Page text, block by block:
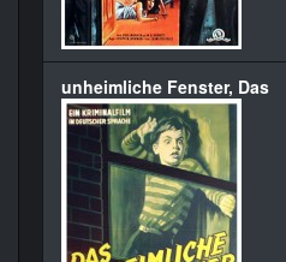
unheimliche Fenster, Das